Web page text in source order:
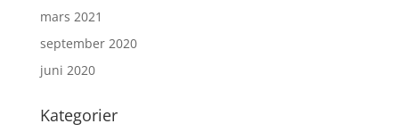
mars 2021
september 2020
juni 2020
Kategorier